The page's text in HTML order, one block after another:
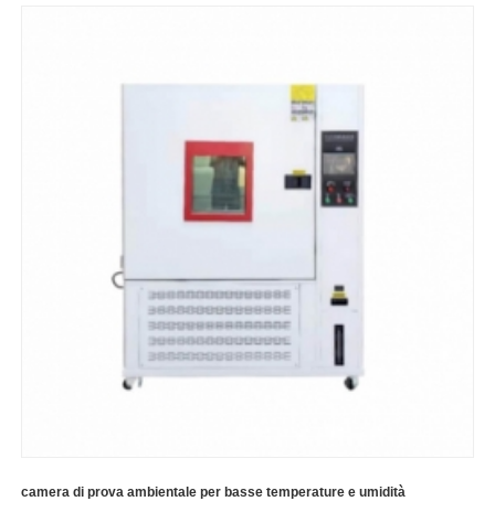
camera di prova ambientale per basse temperature e umidità